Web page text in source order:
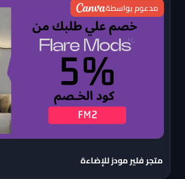
مدعوم بواسطة
متجر فلير مودز للإضاءة